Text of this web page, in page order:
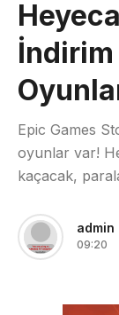
Epic Games
oyunlar var!
kaçacak,
admin
09:20